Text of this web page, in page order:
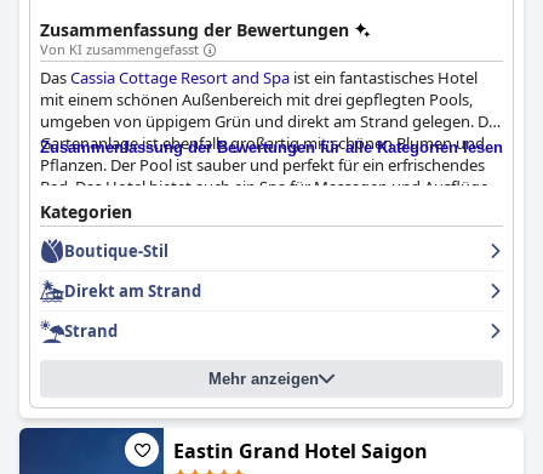
Zusammenfassung der Bewertungen
Von KI zusammengefasst
DasCassia Cottage Resort and Spa ist ein fantastisches Hotel
mit einem schönen Außenbereich mit drei gepflegten Pools,
umgeben von üppigem Grün und direkt am Strand gelegen. Die
Gartenanlage ist ebenfalls großartig mit schönen Blumen und
Pflanzen. Der Pool ist sauber und perfekt für ein erfrischendes
Bad. Das Hotel bietet auch ein Spa für Massagen und Ausflüge
oder Scooterverleih. Die Zimmer sind komfortabel und bequem
und gehen nahtlos in den älteren Landhausstil und die
modernen Zimmer über. Auch wenn einige Einrichtungen etwas
das Meer und den Sonnenuntergang von mehreren Pools aus
dafür. Das aufmerksame Personal und die raffinierten Cocktails,
Frühstücke und Mahlzeiten des Hotels garantieren einen
unvergesslichen Aufenthalt.
Zusammenfassung der Bewertungen für alle Kategorien lesen
Kategorien
Boutique-Stil
Direkt am Strand
Strand
Mehr anzeigen
Eastin Grand Hotel Saigon